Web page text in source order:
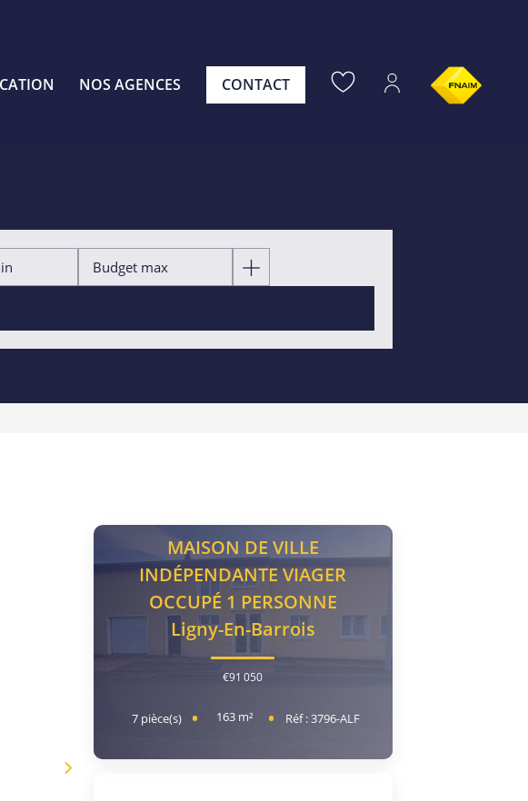
NOS AGENCES CONTACT
MAISON DE VILLE
INDÉPENDANTE VIAGER
OCCUPÉ 1 PERSONNE
Ligny-En-Barrois
€91 050
7 pièce(s) 163 m² Réf :3796-ALF